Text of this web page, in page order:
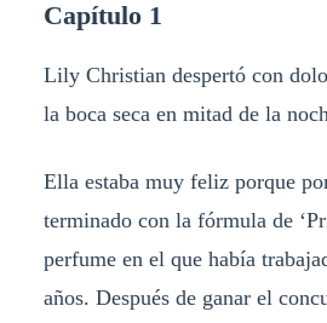
Capítulo 1
Lily Christian despertó con
la boca seca en mitad de la
Ella estaba muy feliz porque
terminado con la fórmula de
perfume en el que había
años. Después de ganar el